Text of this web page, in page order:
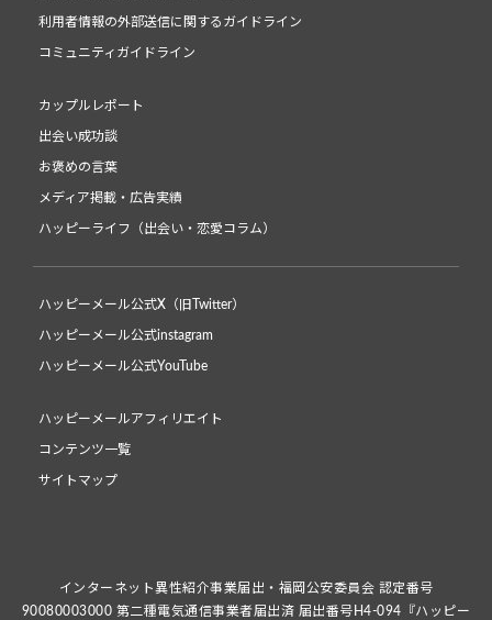
利用者情報の外部送信に関するガイドライン
コミュニティガイドライン
カップルレポート
出会い成功談
お褒めの言葉
メディア掲載・広告実績
ハッピーライフ（出会い・恋愛コラム）
ハッピーメール公式X（旧Twitter）
ハッピーメール公式instagram
ハッピーメール公式YouTube
ハッピーメールアフィリエイト
コンテンツ一覧
サイトマップ
インターネット異性紹介事業届出・福岡公安委員会 認定番号
90080003000 第二種電気通信事業者届出済 届出番号H4-094『ハッピー